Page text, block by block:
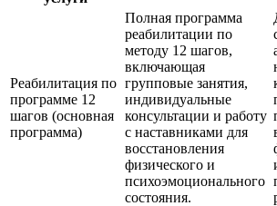
Реабилитация по
программе 12
шагов (основная
программа)
Полная программа
реабилитации по
методу 12 шагов,
включающая
групповые занятия,
индивидуальные
консультации и работу
с наставниками для
восстановления
физического и
психоэмоционального
состояния.